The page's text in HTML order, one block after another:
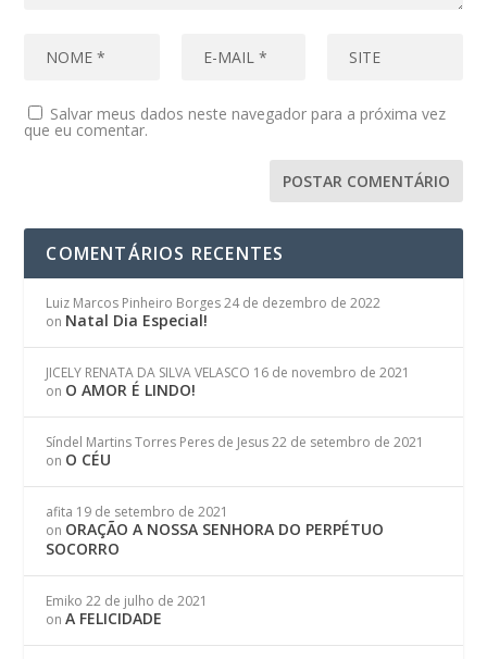
Salvar meus dados neste navegador para a próxima vez
que eu comentar.
COMENTÁRIOS RECENTES
Luiz Marcos Pinheiro Borges 24 de dezembro de 2022
on Natal Dia Especial!
JICELY RENATA DA SILVA VELASCO 16 de novembro de 2021
on O AMOR É LINDO!
Síndel Martins Torres Peres de Jesus 22 de setembro de 2021
on O CÉU
afita 19 de setembro de 2021
on ORAÇÃO A NOSSA SENHORA DO PERPÉTUO
SOCORRO
Emiko 22 de julho de 2021
onA FELICIDADE